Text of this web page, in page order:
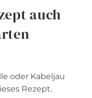
auch
oder Kabeljau
Rezept.